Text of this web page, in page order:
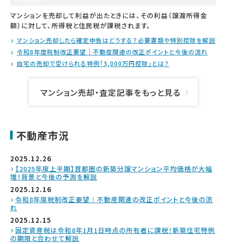
マンションを売却して利益が出たときには、その利益（譲渡所得金
額）に対して、所得税と住民税が課税されます。
マンション売却したら確定申告はどうする？必要書類や特別控除を解説
令和8年度税制改正要望｜不動産関連の改正ポイントと今後の流れ
自宅の売却で受けられる特例「3,000万円控除」とは？
マンション売却・査定記事をもっと見る
不動産市況
2025.12.26
【2025年度上半期】首都圏の新築分譲マンション平均価格が大幅
増！背景と今後の予測を解説
2025.12.16
令和8年度税制改正要望｜不動産関連の改正ポイントと今後の流
れ
2025.12.15
固定資産税は令和8年1月1日時点の所有者に課税！新築住宅特例
の期限と合わせて解説